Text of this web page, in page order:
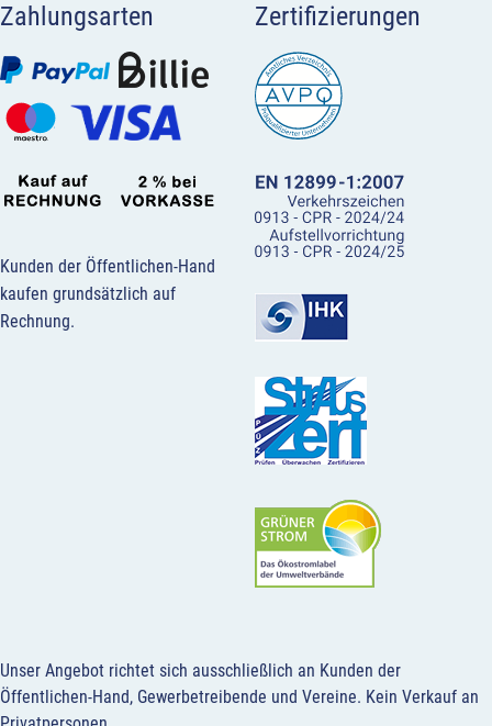
Zahlungsarten
Kunden der Öffentlichen-Hand
kaufen grundsätzlich auf
Rechnung.
Zertifizierungen
Unser Angebot richtet sich ausschließlich an Kunden der
Öffentlichen-Hand, Gewerbetreibende und Vereine. Kein Verkauf an